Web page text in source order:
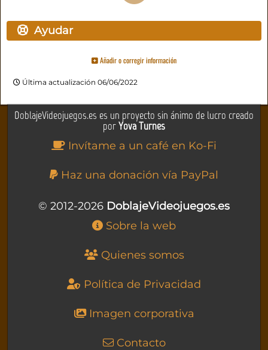
Ayudar
Añadir o corregir información
Última actualización 06/06/2022
DoblajeVideojuegos.es es un proyecto sin ánimo de lucro creado
porYova Turnes
Invítame a un café en Ko-Fi
Haz una donación vía PayPal
© 2012-2026 DoblajeVideojuegos.es
Sobre la web
Quienes somos
Política de Privacidad
Imagen corporativa
Contacto